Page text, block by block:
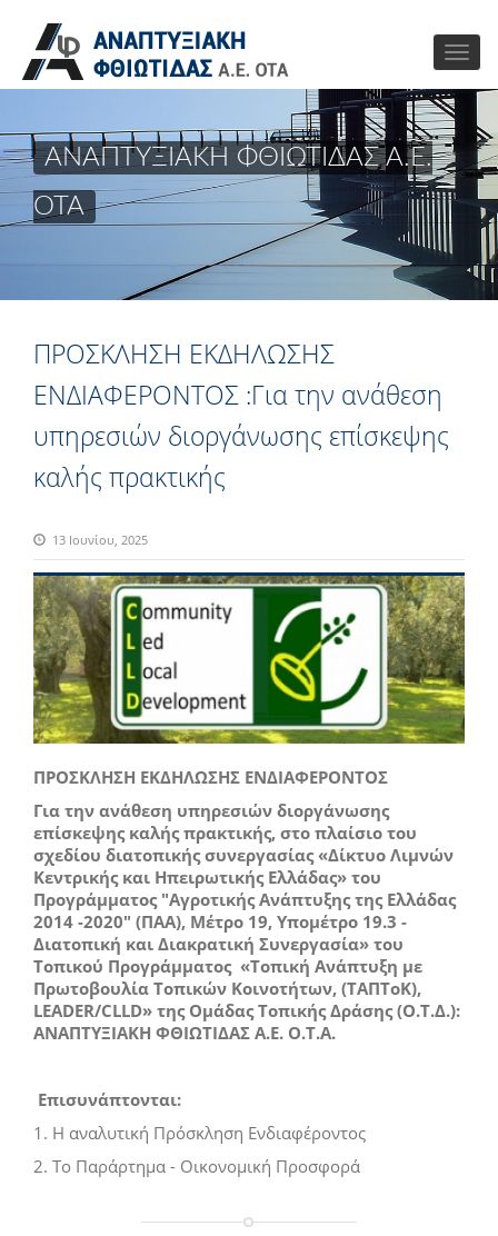
ΑΝΑΠΤΥΞΙΑΚΗ ΦΘΙΩΤΙΔΑΣ Α.Ε.
ΟΤΑ
ΠΡΟΣΚΛΗΣΗ ΕΚΔΗΛΩΣΗΣ
ΕΝΔΙΑΦΕΡΟΝΤΟΣ :Για την ανάθεση
υπηρεσιών διοργάνωσης επίσκεψης
καλής πρακτικής
13 Ιουνίου, 2025
ΠΡΟΣΚΛΗΣΗ ΕΚΔΗΛΩΣΗΣ ΕΝΔΙΑΦΕΡΟΝΤΟΣ
Για την ανάθεση υπηρεσιών διοργάνωσης
επίσκεψης καλής πρακτικής, στο πλαίσιο του
σχεδίου διατοπικής συνεργασίας «Δίκτυο Λιμνών
Κεντρικής και Ηπειρωτικής Ελλάδας» του
Προγράμματος "Αγροτικής Ανάπτυξης της Ελλάδας
2014 -2020" (ΠΑΑ), Μέτρο 19, Υπομέτρο 19.3 -
Διατοπική και Διακρατική Συνεργασία» του
Τοπικού Προγράμματος «Τοπική Ανάπτυξη με
Πρωτοβουλία Τοπικών Κοινοτήτων, (ΤΑΠΤοΚ),
LEADER/CLLD» της Ομάδας Τοπικής Δράσης (Ο.Τ.Δ.):
ΑΝΑΠΤΥΞΙΑΚΗ ΦΘΙΩΤΙΔΑΣ Α.Ε. Ο.Τ.Α.
Επισυνάπτονται:
1. Η αναλυτική Πρόσκληση Ενδιαφέροντος
2. Το Παράρτημα - Οικονομική Προσφορά